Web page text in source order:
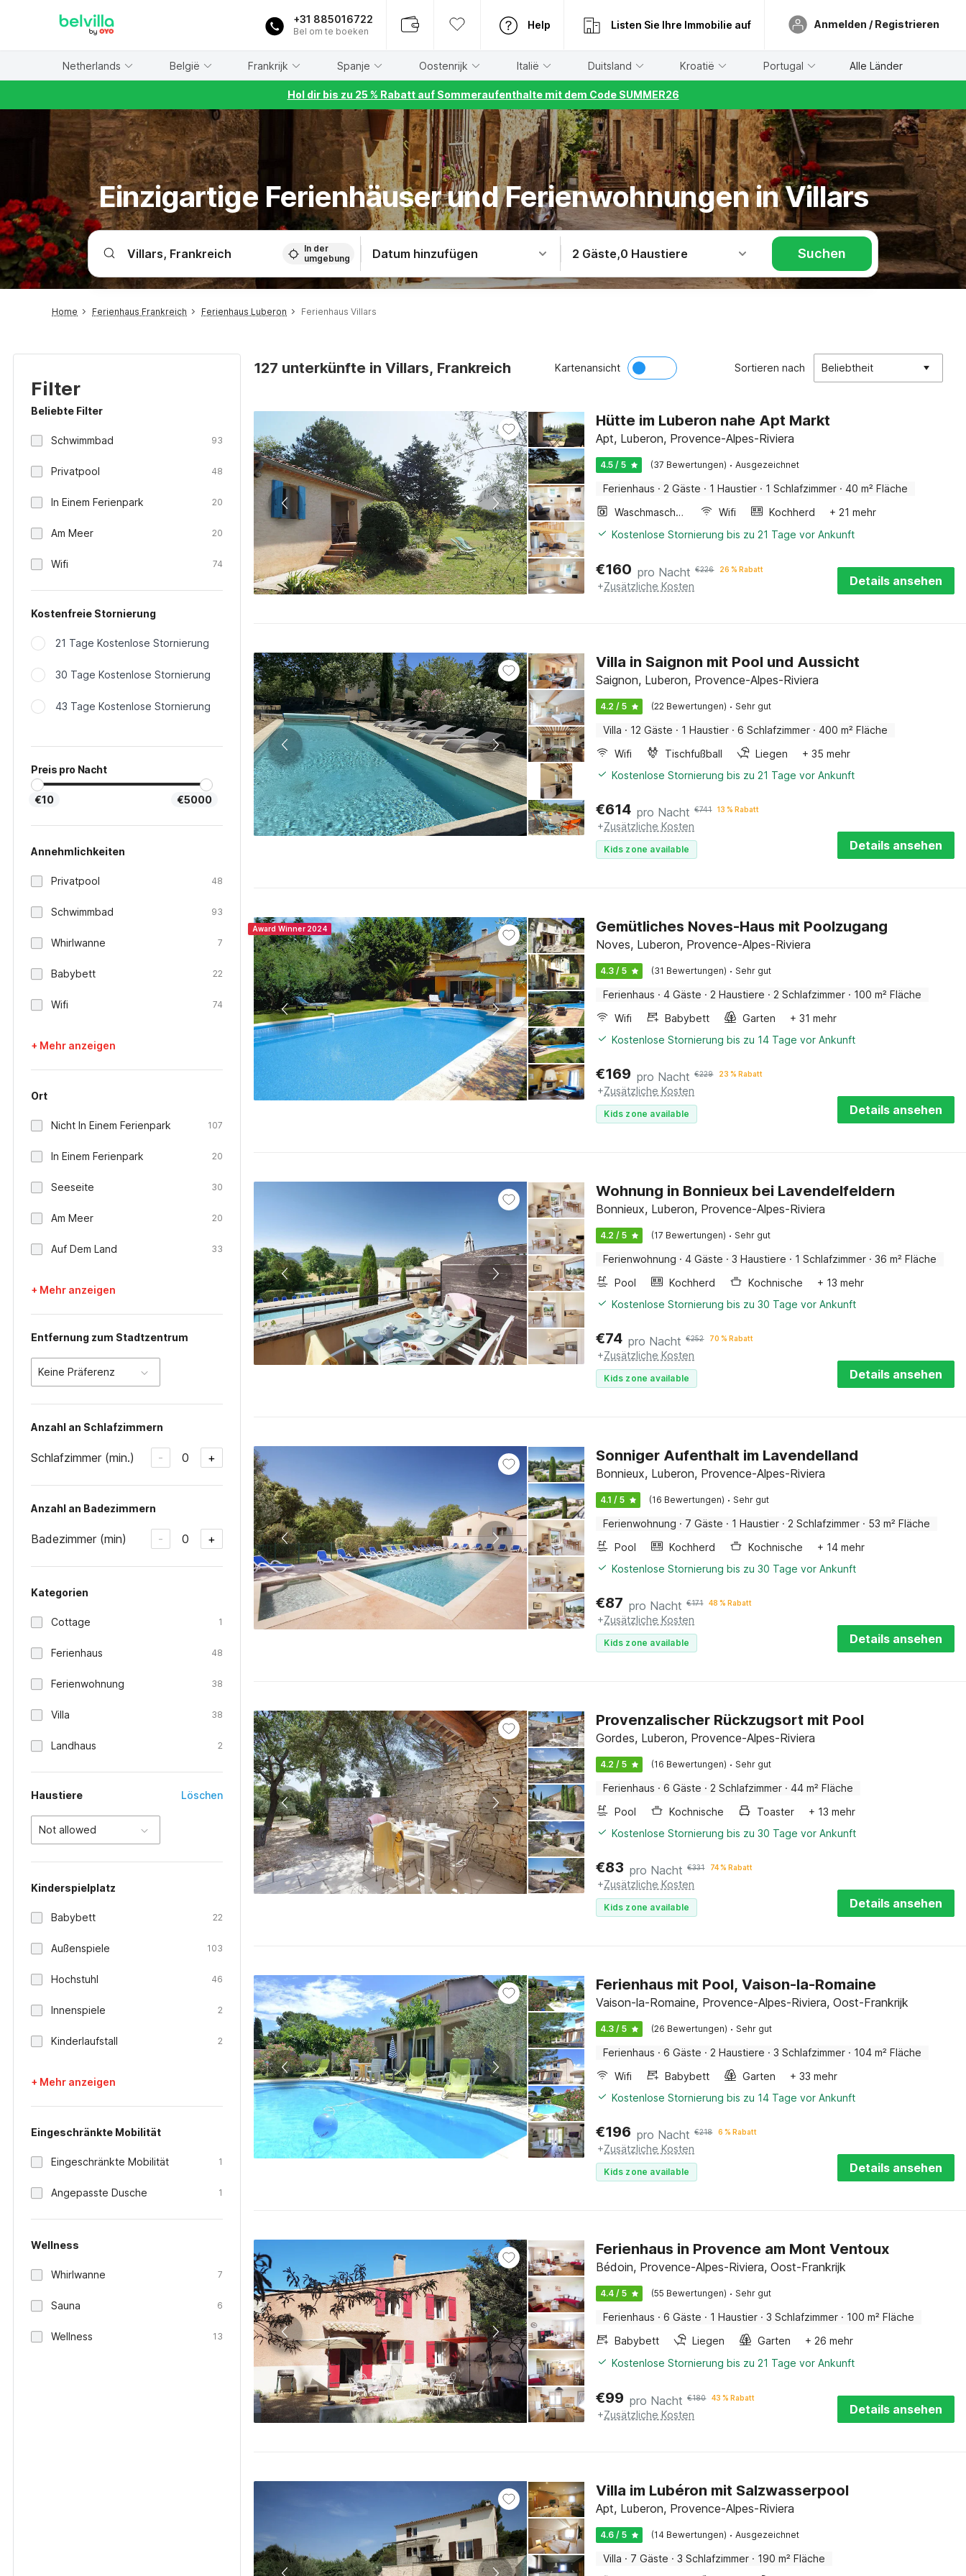
+31 885016722
Bel om te boeken
Help Listen Sie Ihre Immobilie auf Anmelden / Registrieren
Netherlands België Frankrijk Spanje Oostenrijk Italië Duitsland Kroatië Portugal Alle Länder
Hol dir bis zu 25 % Rabatt auf Sommeraufenthalte mit dem Code SUMMER26
Einzigartige Ferienhäuser und Ferienwohnungen in Villars
In der
umgebung
Datum hinzufügen 2 Gäste,0 Haustiere Suchen
Home Ferienhaus Frankreich Ferienhaus Luberon Ferienhaus Villars
Filter
Beliebte Filter
Schwimmbad 93
Privatpool 48
In Einem Ferienpark 20
Am Meer 20
Wifi 74
Kostenfreie Stornierung
21 Tage Kostenlose Stornierung
30 Tage Kostenlose Stornierung
43 Tage Kostenlose Stornierung
Preis pro Nacht
€10 €5000
Annehmlichkeiten
Privatpool 48
Schwimmbad 93
Whirlwanne 7
Babybett 22
Wifi 74
+ Mehr anzeigen
Ort
Nicht In Einem Ferienpark 107
In Einem Ferienpark 20
Seeseite 30
Am Meer 20
Auf Dem Land 33
+ Mehr anzeigen
Entfernung zum Stadtzentrum
Keine Präferenz
Anzahl an Schlafzimmern
Schlafzimmer (min.) - 0 +
Anzahl an Badezimmern
Badezimmer (min) - 0 +
Kategorien
Cottage 1
Ferienhaus 48
Ferienwohnung 38
Villa 38
Landhaus 2
Haustiere Löschen
Not allowed
Kinderspielplatz
Babybett 22
Außenspiele 103
Hochstuhl 46
Innenspiele 2
Kinderlaufstall 2
+ Mehr anzeigen
Eingeschränkte Mobilität
Eingeschränkte Mobilität 1
Angepasste Dusche 1
Wellness
Whirlwanne 7
Sauna 6
Wellness 13
127 unterkünfte in Villars, Frankreich Kartenansicht Sortieren nach Beliebtheit
Hütte im Luberon nahe Apt Markt
Apt, Luberon, Provence-Alpes-Riviera
4.5 / 5 (37 Bewertungen) · Ausgezeichnet
Ferienhaus · 2 Gäste · 1 Haustier · 1 Schlafzimmer · 40 m² Fläche
Waschmaschine
Wifi Kochherd
+ 21 mehr
Kostenlose Stornierung bis zu 21 Tage vor Ankunft
€160 pro Nacht €226 26 % Rabatt
+Zusätzliche Kosten Details ansehen
Villa in Saignon mit Pool und Aussicht
Saignon, Luberon, Provence-Alpes-Riviera
4.2 / 5 (22 Bewertungen) · Sehr gut
Villa · 12 Gäste · 1 Haustier · 6 Schlafzimmer · 400 m² Fläche
Wifi
Tischfußball Liegen
+ 35 mehr
Kostenlose Stornierung bis zu 21 Tage vor Ankunft
€614 pro Nacht €741 13 % Rabatt
+Zusätzliche Kosten
Kids zone available Details ansehen
Award Winner 2024 Gemütliches Noves-Haus mit Poolzugang
Noves, Luberon, Provence-Alpes-Riviera
4.3 / 5 (31 Bewertungen) · Sehr gut
Ferienhaus · 4 Gäste · 2 Haustiere · 2 Schlafzimmer · 100 m² Fläche
Wifi
Babybett Garten
+ 31 mehr
Kostenlose Stornierung bis zu 14 Tage vor Ankunft
€169 pro Nacht €229 23 % Rabatt
+Zusätzliche Kosten
Kids zone available Details ansehen
Wohnung in Bonnieux bei Lavendelfeldern
Bonnieux, Luberon, Provence-Alpes-Riviera
4.2 / 5 (17 Bewertungen) · Sehr gut
Ferienwohnung · 4 Gäste · 3 Haustiere · 1 Schlafzimmer · 36 m² Fläche
Pool
Kochherd Kochnische
+ 13 mehr
Kostenlose Stornierung bis zu 30 Tage vor Ankunft
€74 pro Nacht €252 70 % Rabatt
+Zusätzliche Kosten
Kids zone available Details ansehen
Sonniger Aufenthalt im Lavendelland
Bonnieux, Luberon, Provence-Alpes-Riviera
4.1 / 5 (16 Bewertungen) · Sehr gut
Ferienwohnung · 7 Gäste · 1 Haustier · 2 Schlafzimmer · 53 m² Fläche
Pool
Kochherd Kochnische
+ 14 mehr
Kostenlose Stornierung bis zu 30 Tage vor Ankunft
€87 pro Nacht €171 48 % Rabatt
+Zusätzliche Kosten
Kids zone available Details ansehen
Provenzalischer Rückzugsort mit Pool
Gordes, Luberon, Provence-Alpes-Riviera
4.2 / 5 (16 Bewertungen) · Sehr gut
Ferienhaus · 6 Gäste · 2 Schlafzimmer · 44 m² Fläche
Pool
Kochnische Toaster
+ 13 mehr
Kostenlose Stornierung bis zu 30 Tage vor Ankunft
€83 pro Nacht €331 74 % Rabatt
+Zusätzliche Kosten
Kids zone available Details ansehen
Ferienhaus mit Pool, Vaison-la-Romaine
Vaison-la-Romaine, Provence-Alpes-Riviera, Oost-Frankrijk
4.3 / 5 (26 Bewertungen) · Sehr gut
Ferienhaus · 6 Gäste · 2 Haustiere · 3 Schlafzimmer · 104 m² Fläche
Wifi
Babybett Garten
+ 33 mehr
Kostenlose Stornierung bis zu 14 Tage vor Ankunft
€196 pro Nacht €218 6 % Rabatt
+Zusätzliche Kosten
Kids zone available Details ansehen
Ferienhaus in Provence am Mont Ventoux
Bédoin, Provence-Alpes-Riviera, Oost-Frankrijk
4.4 / 5 (55 Bewertungen) · Sehr gut
Ferienhaus · 6 Gäste · 1 Haustier · 3 Schlafzimmer · 100 m² Fläche
Babybett
Liegen Garten
+ 26 mehr
Kostenlose Stornierung bis zu 21 Tage vor Ankunft
€99 pro Nacht €180 43 % Rabatt
+Zusätzliche Kosten Details ansehen
Villa im Lubéron mit Salzwasserpool
Apt, Luberon, Provence-Alpes-Riviera
4.6 / 5 (14 Bewertungen) · Ausgezeichnet
Villa · 7 Gäste · 3 Schlafzimmer · 190 m² Fläche